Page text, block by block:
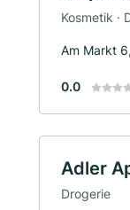
Kosmetik ·
Am Markt
0.0
Adler
Drogerie